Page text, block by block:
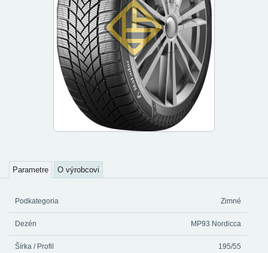
Parametre O výrobcovi
Podkategoria Zimné
Dezén MP93 Nordicca
Šírka / Profil 195/55